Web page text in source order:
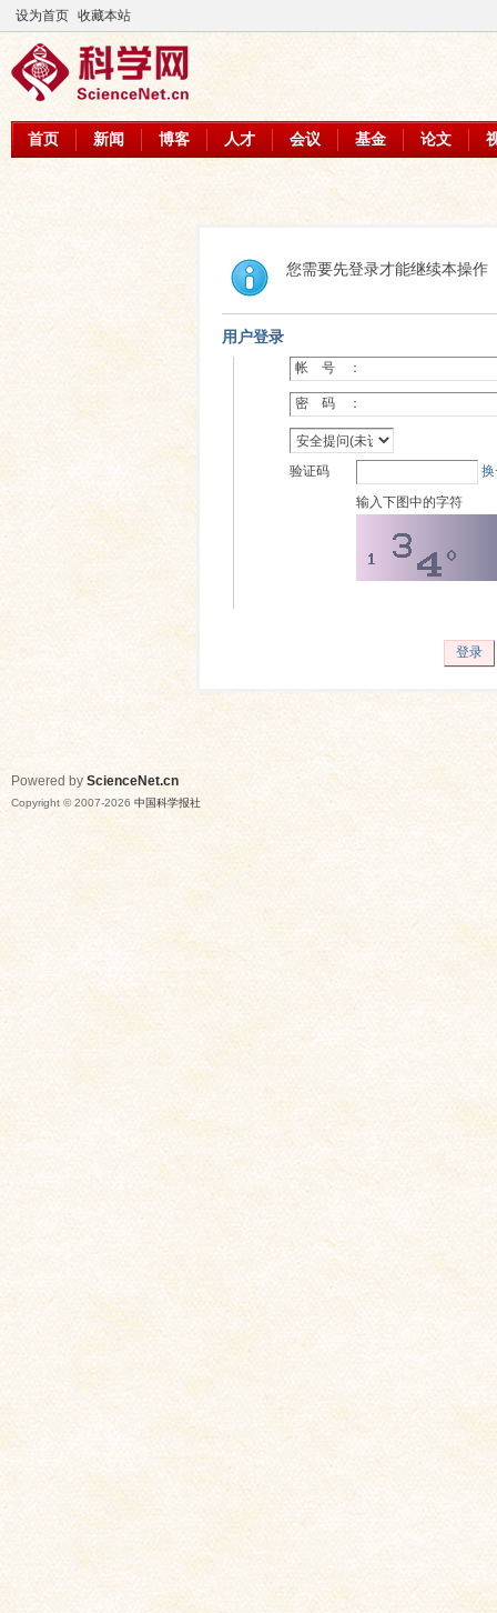
设为首页 收藏本站
首页 新闻 博客 人才 会议 基金 论文
您需要先登录才能继续本操作
用户登录
帐 号 ：
密 码 ：
验证码
输入下图中的字符
登录
Powered by ScienceNet.cn
Copyright © 2007-2026 中国科学报社